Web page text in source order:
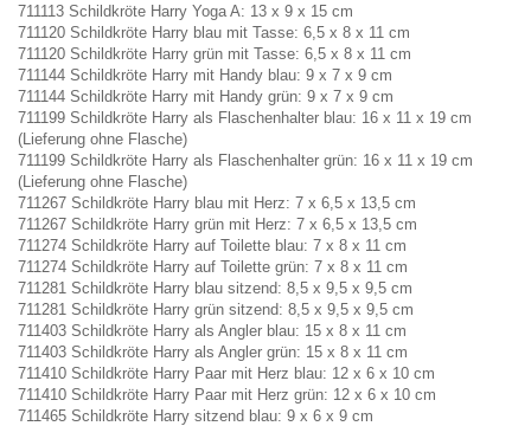
711113 Schildkröte Harry Yoga A: 13 x 9 x 15 cm
711120 Schildkröte Harry blau mit Tasse: 6,5 x 8 x 11 cm
711120 Schildkröte Harry grün mit Tasse: 6,5 x 8 x 11 cm
711144 Schildkröte Harry mit Handy blau: 9 x 7 x 9 cm
711144 Schildkröte Harry mit Handy grün: 9 x 7 x 9 cm
711199 Schildkröte Harry als Flaschenhalter blau: 16 x 11 x 19 cm
(Lieferung ohne Flasche)
711199 Schildkröte Harry als Flaschenhalter grün: 16 x 11 x 19 cm
(Lieferung ohne Flasche)
711267 Schildkröte Harry blau mit Herz: 7 x 6,5 x 13,5 cm
711267 Schildkröte Harry grün mit Herz: 7 x 6,5 x 13,5 cm
711274 Schildkröte Harry auf Toilette blau: 7 x 8 x 11 cm
711274 Schildkröte Harry auf Toilette grün: 7 x 8 x 11 cm
711281 Schildkröte Harry blau sitzend: 8,5 x 9,5 x 9,5 cm
711281 Schildkröte Harry grün sitzend: 8,5 x 9,5 x 9,5 cm
711403 Schildkröte Harry als Angler blau: 15 x 8 x 11 cm
711403 Schildkröte Harry als Angler grün: 15 x 8 x 11 cm
711410 Schildkröte Harry Paar mit Herz blau: 12 x 6 x 10 cm
711410 Schildkröte Harry Paar mit Herz grün: 12 x 6 x 10 cm
711465 Schildkröte Harry sitzend blau: 9 x 6 x 9 cm